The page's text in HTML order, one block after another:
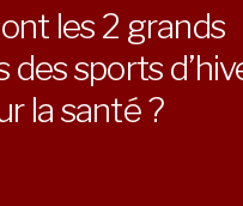
les 2 grands
des sports
la santé ?